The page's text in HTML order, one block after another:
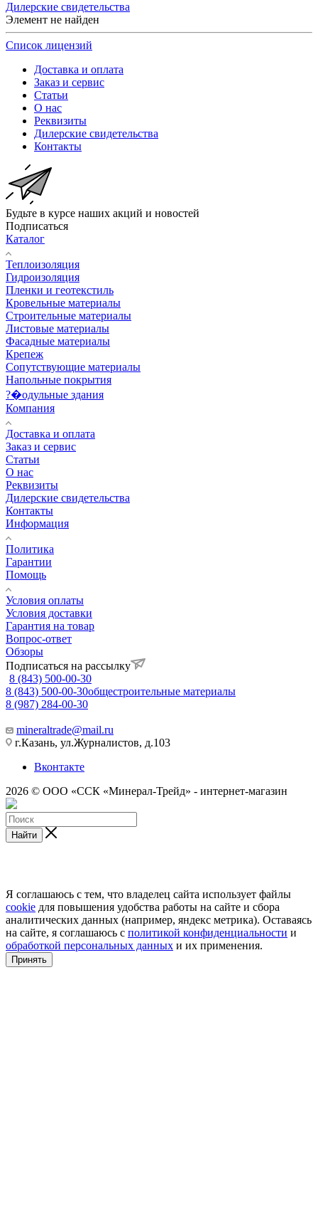
Дилерские свидетельства
Элемент не найден
Список лицензий
Доставка и оплата
Заказ и сервис
Статьи
О нас
Реквизиты
Дилерские свидетельства
Контакты
Будьте в курсе наших акций и новостей
Подписаться
Каталог
Теплоизоляция
Гидроизоляция
Пленки и геотекстиль
Кровельные материалы
Строительные материалы
Листовые материалы
Фасадные материалы
Крепеж
Сопутствующие материалы
Напольные покрытия
?�одульные здания
Компания
Доставка и оплата
Заказ и сервис
Статьи
О нас
Реквизиты
Дилерские свидетельства
Контакты
Информация
Политика
Гарантии
Помощь
Условия оплаты
Условия доставки
Гарантия на товар
Вопрос-ответ
Обзоры
Подписаться на рассылку
8 (843) 500-00-30
8 (843) 500-00-30общестроительные материалы
8 (987) 284-00-30
mineraltrade@mail.ru
г.Казань, ул.Журналистов, д.103
Вконтакте
2026 © ООО «ССК «Минерал-Трейд» - интернет-магазин
Найти
Я соглашаюсь с тем, что владелец сайта использует файлы
cookie для повышения удобства работы на сайте и сбора
аналитических данных (например, яндекс метрика). Оставаясь
на сайте, я соглашаюсь с политикой конфиденциальности и
обработкой персональных данных и их применения.
Принять